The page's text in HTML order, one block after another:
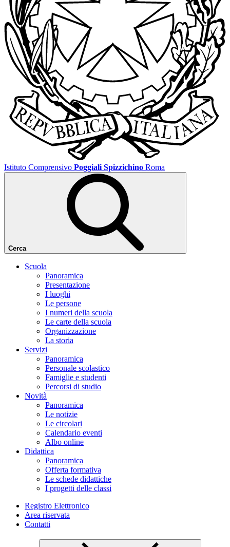
Istituto Comprensivo Poggiali Spizzichino Roma
Cerca
Scuola
Panoramica
Presentazione
I luoghi
Le persone
I numeri della scuola
Le carte della scuola
Organizzazione
La storia
Servizi
Panoramica
Personale scolastico
Famiglie e studenti
Percorsi di studio
Novità
Panoramica
Le notizie
Le circolari
Calendario eventi
Albo online
Didattica
Panoramica
Offerta formativa
Le schede didattiche
I progetti delle classi
Registro Elettronico
Area riservata
Contatti